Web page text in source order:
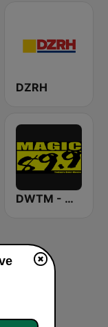
DZRH
DWTM - Magic 89.9 FM